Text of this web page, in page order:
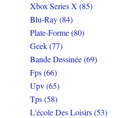
Xbox Series X (85)
Blu-Ray (84)
Plate-Forme (80)
Geek (77)
Bande Dessinée (69)
Fps (66)
Upv (65)
Tps (58)
L'école Des Loisirs (53)